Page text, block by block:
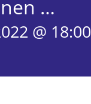
…
@ 18:00